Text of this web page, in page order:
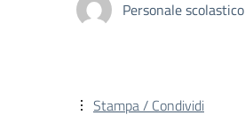
Personale scolastico
Stampa / Condividi